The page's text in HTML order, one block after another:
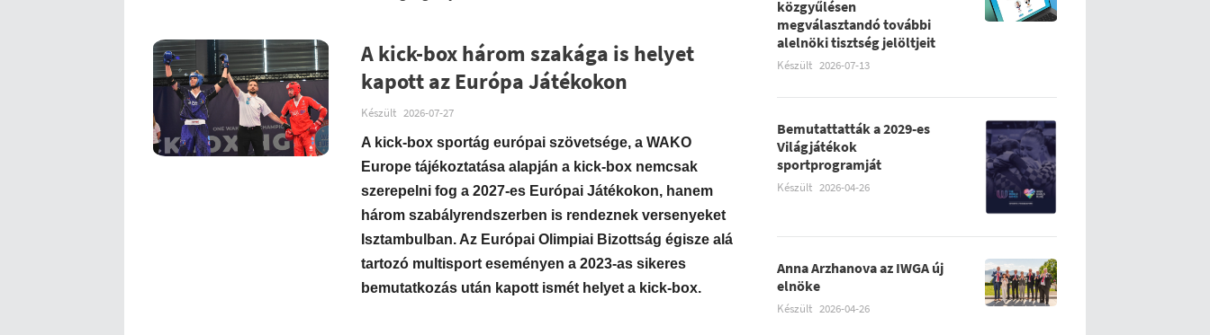
A kick-box három szakága is helyet
kapott az Európa Játékokon
Készült 2026-07-27
A kick-box sportág európai szövetsége, a WAKO
Europe tájékoztatása alapján a kick-box nemcsak
szerepelni fog a 2027-es Európai Játékokon, hanem
három szabályrendszerben is rendeznek versenyeket
Isztambulban. Az Európai Olimpiai Bizottság égisze alá
tartozó multisport eseményen a 2023-as sikeres
bemutatkozás után kapott ismét helyet a kick-box.
közgyűlésen
megválasztandó további
alelnöki tisztség jelöltjeit
Készült 2026-07-13
Bemutattatták a 2029-es
Világjátékok
sportprogramját
Készült 2026-04-26
Anna Arzhanova az IWGA új
elnöke
Készült 2026-04-26